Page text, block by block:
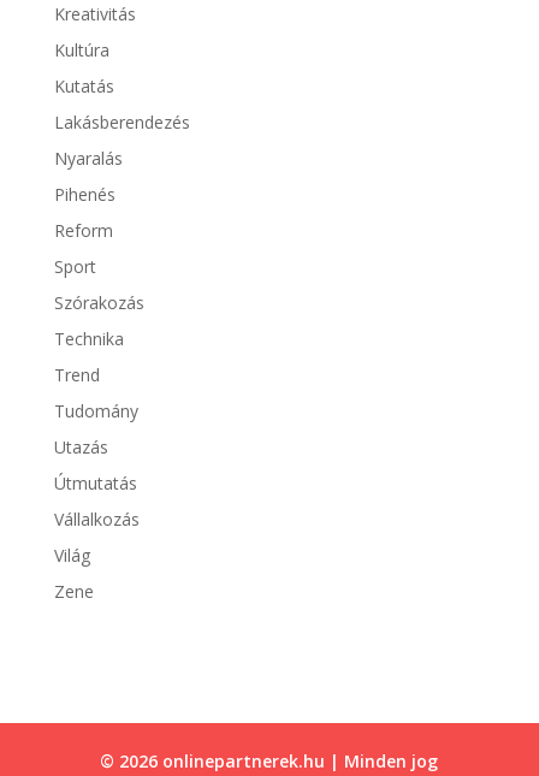
Kreativitás
Kultúra
Kutatás
Lakásberendezés
Nyaralás
Pihenés
Reform
Sport
Szórakozás
Technika
Trend
Tudomány
Utazás
Útmutatás
Vállalkozás
Világ
Zene
© 2026 onlinepartnerek.hu | Minden jog